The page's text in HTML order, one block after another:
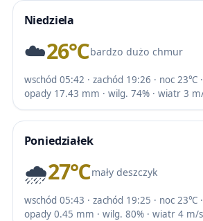
Niedziela
☁️26℃bardzo dużo chmur
wschód 05:42 · zachód 19:26 · noc 23℃
opady 17.43 mm · wilg. 74% · wiatr 3
Poniedziałek
🌧️27℃mały deszczyk
wschód 05:43 · zachód 19:25 · noc 23℃
opady 0.45 mm · wilg. 80% · wiatr 4 m/